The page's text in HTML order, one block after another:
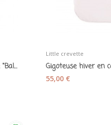
Gigoteuse hiver en coton bio bleue "Baleine" 70...
Little crevette
55,00 €